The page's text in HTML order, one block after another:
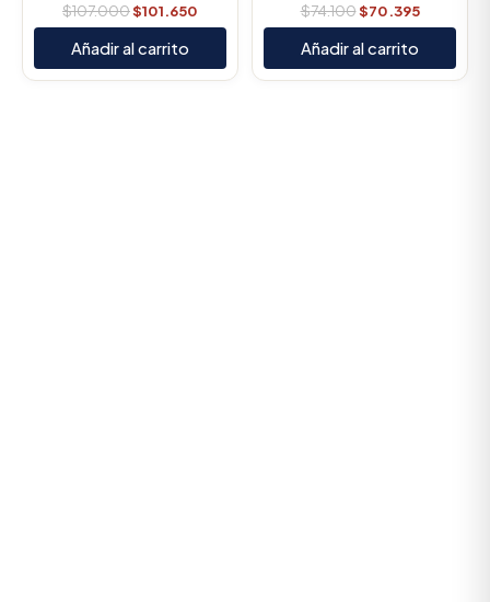
$107.000$101.650
Añadir al carrito
$74.100$70.395
Añadir al carrito